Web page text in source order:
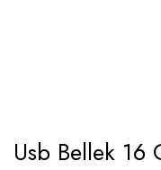
Usb Bellek 16